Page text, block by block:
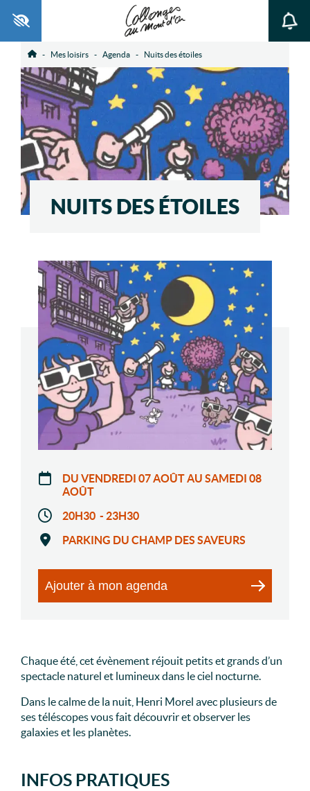
Mes loisirs Agenda Nuits des étoiles
NUITS DES ÉTOILES
DU VENDREDI 07 AOÛT AU SAMEDI 08
AOÛT
20H30 - 23H30
PARKING DU CHAMP DES SAVEURS
Ajouter à mon agenda
Chaque été, cet évènement réjouit petits et grands d’un
spectacle naturel et lumineux dans le ciel nocturne.
Dans le calme de la nuit, Henri Morel avec plusieurs de
ses téléscopes vous fait découvrir et observer les
galaxies et les planètes.
INFOS PRATIQUES
Ouvrir la barre d’outils